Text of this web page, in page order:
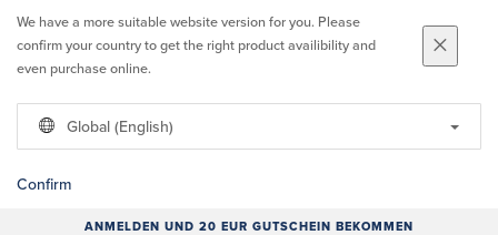
We have a more suitable website version for you. Please
confirm your country to get the right product availibility and
even purchase online.
Global (English)
Confirm
ANMELDEN UND 20 EUR GUTSCHEIN BEKOMMEN